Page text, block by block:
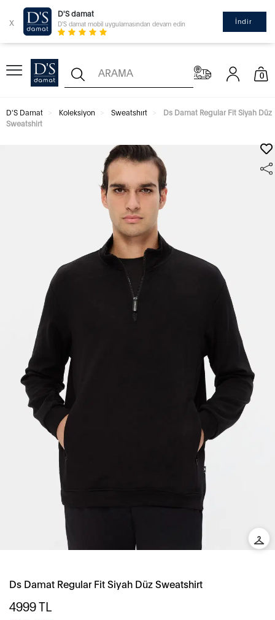
x
D'S damat
D'S damat mobil uygulamasından devam edin İndir
0
D'S Damat Koleksiyon Sweatshırt
Ds Damat Regular Fit Siyah Düz
Sweatshirt
Ds Damat Regular Fit Siyah Düz Sweatshirt
4999TL